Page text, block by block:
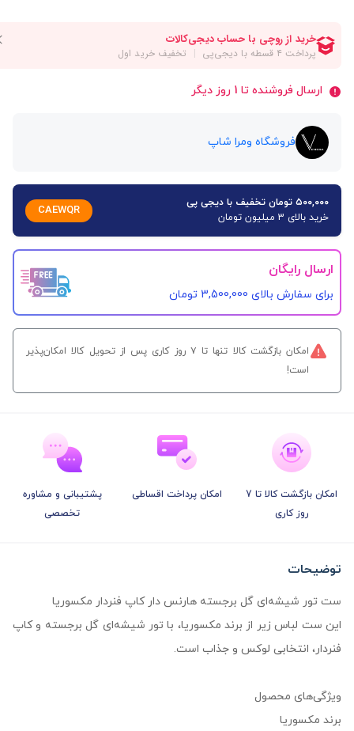
ارسال فروشنده تا 1 روز دیگر
فروشگاه ومرا شاپ
۵۰۰,۰۰۰ تومان تخفیف با دیجی پی
خرید بالای 3 میلیون تومان
CAEWQR
ارسال رایگان
برای سفارش‌ بالای 3,500,000 تومان
امکان بازگشت کالا تنها تا ۷ روز کاری پس از تحویل کالا امکان‌پذیر
است!
امکان بازگشت کالا تا 7
روز کاری
امکان پرداخت اقساطی
پشتیبانی و مشاوره
تخصصی
توضیحات
ست تور شیشه‌ای گل برجسته هارنس دار کاپ فنردار مکسوریا
این ست لباس زیر از برند مکسوریا، با تور شیشه‌ای گل برجسته و کاپ
فنردار، انتخابی لوکس و جذاب است.
ویژگی‌های محصول
برند مکسوریا